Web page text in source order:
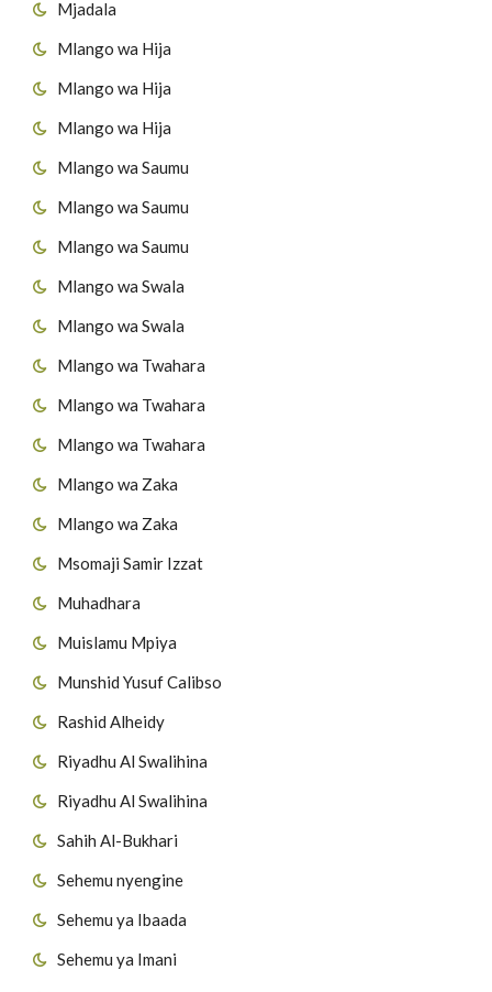
Mjadala
Mlango wa Hija
Mlango wa Hija
Mlango wa Hija
Mlango wa Saumu
Mlango wa Saumu
Mlango wa Saumu
Mlango wa Swala
Mlango wa Swala
Mlango wa Twahara
Mlango wa Twahara
Mlango wa Twahara
Mlango wa Zaka
Mlango wa Zaka
Msomaji Samir Izzat
Muhadhara
Muislamu Mpiya
Munshid Yusuf Calibso
Rashid Alheidy
Riyadhu Al Swalihina
Riyadhu Al Swalihina
Sahih Al-Bukhari
Sehemu nyengine
Sehemu ya Ibaada
Sehemu ya Imani